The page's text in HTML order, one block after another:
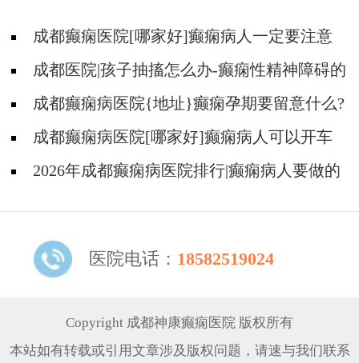
成都癫痫医院[哪家好]癫痫病人一定要注意
哪些护理问题?
成都医院|孩子抽搐怎么办-癫痫性精神障碍的
护理措施有哪些?
成都癫痫病医院{地址}癫痫孕期要留意什么?
成都癫痫病医院[哪家好]癫痫病人可以开车
吗?2026年成都癫痫病医院排行|癫痫病人要做的
医院电话： 18582519024
Copyright 成都神康癫痫医院 版权所有
本站如有转载或引用文章涉及版权问题，请速与我们联系